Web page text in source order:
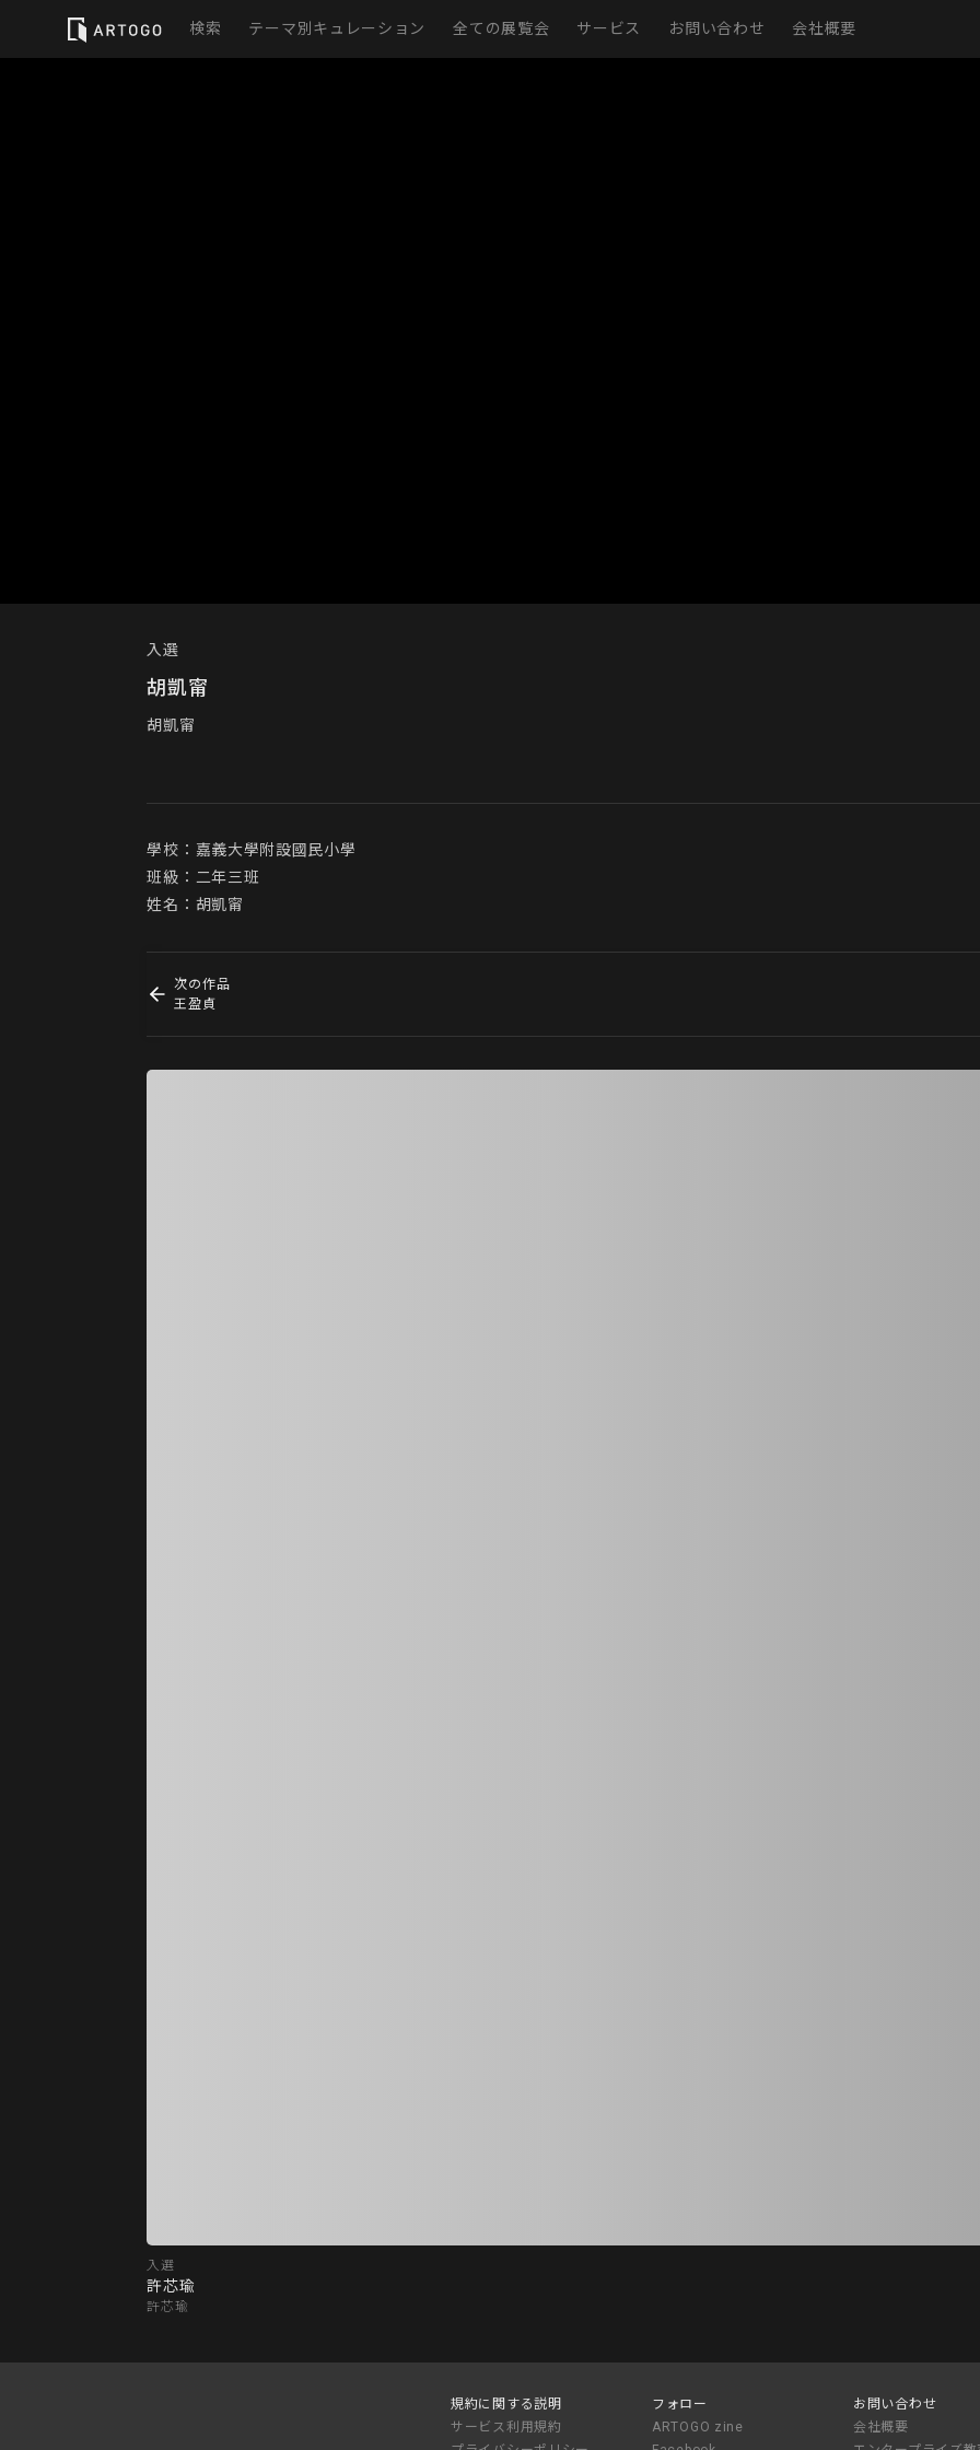
検索 テーマ別キュレーション 全ての展覧会 サービス お問い合わせ 会社概要
入選
胡凱甯
胡凱甯
學校：嘉義大學附設國民小學
班級：二年三班
姓名：胡凱甯
次の作品
王盈貞
入選
許芯瑜
許芯瑜
規約に関する説明
サービス利用規約
フォロー
ARTOGO zine
お問い合わせ
会社概要